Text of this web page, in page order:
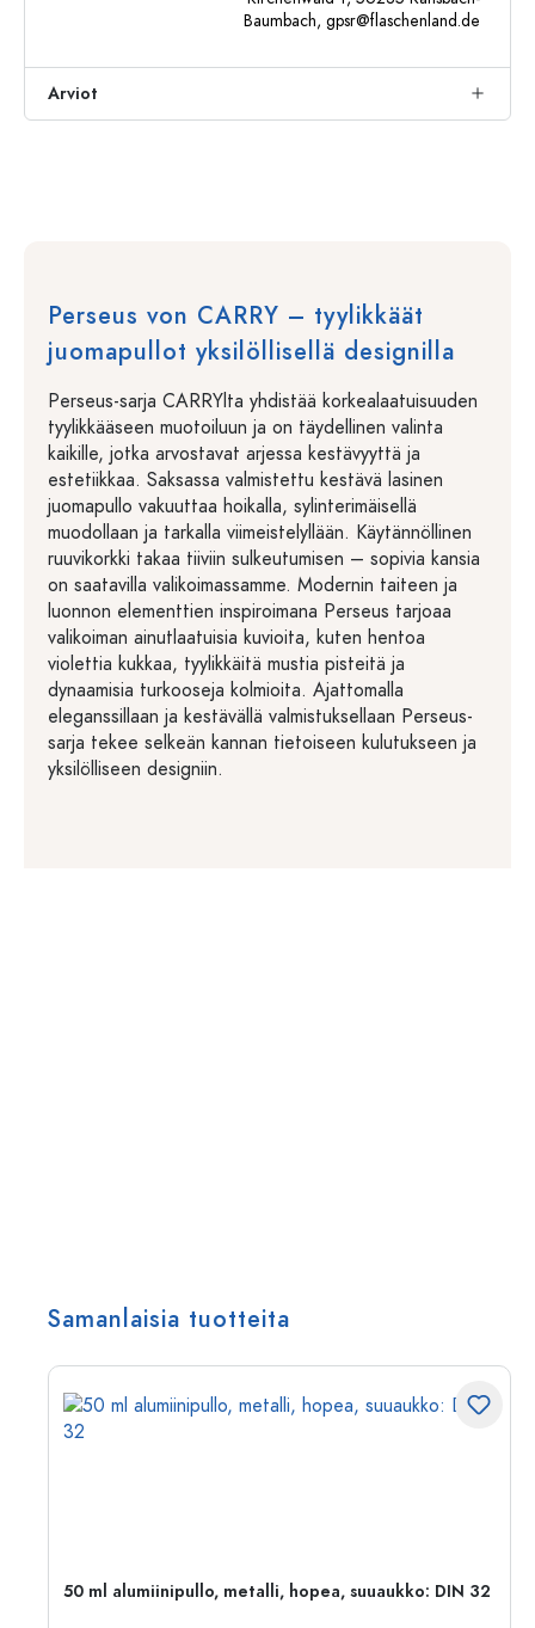
Baumbach, gpsr@flaschenland.de
Arviot
Perseus von CARRY – tyylikkäät
juomapullot yksilöllisellä designilla
Perseus-sarja CARRYlta yhdistää korkealaatuisuuden
tyylikkääseen muotoiluun ja on täydellinen valinta
kaikille, jotka arvostavat arjessa kestävyyttä ja
estetiikkaa. Saksassa valmistettu kestävä lasinen
juomapullo vakuuttaa hoikalla, sylinterimäisellä
muodollaan ja tarkalla viimeistelyllään. Käytännöllinen
ruuvikorkki takaa tiiviin sulkeutumisen – sopivia kansia
on saatavilla valikoimassamme. Modernin taiteen ja
luonnon elementtien inspiroimana Perseus tarjoaa
valikoiman ainutlaatuisia kuvioita, kuten hentoa
violettia kukkaa, tyylikkäitä mustia pisteitä ja
dynaamisia turkooseja kolmioita. Ajattomalla
eleganssillaan ja kestävällä valmistuksellaan Perseus-
sarja tekee selkeän kannan tietoiseen kulutukseen ja
yksilölliseen designiin.
Samanlaisia tuotteita
50 ml alumiinipullo, metalli, hopea, suuaukko: DIN 32